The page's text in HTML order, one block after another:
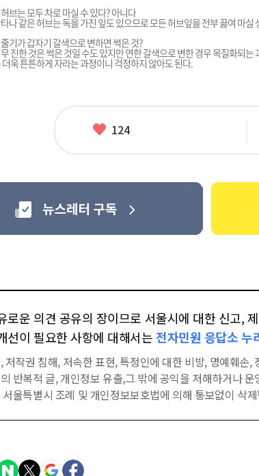
허브는 모두 차로 마실 수 있다? 아니다
나 같은 허브는 독을 가진 잎도 있으므로 모든 허브잎을 전부 끓여 마실
줄기가 갑자기 갈색으로 변하면 썩은 것?
진한 것은 썩은 것일 수도 있지만 연한 갈색으로 변한 경우 목질화되
더욱 튼튼하게 자라는 과정이니 걱정하지 않아도 된다.
좋
124
로운 의견 공유의 장이므로 서울시에 대한 신고,
선이 필요한 사항에 대해서는 전자민원 응답소 누
저작권 침해, 저속한 표현, 특정인에 대한 비방, 명예훼손,
반복적 글, 개인정보 유출,그 밖에 공익을 저해하거나 운
울특별시 조례 및 개인정보보호법에 의해 통보없이 삭